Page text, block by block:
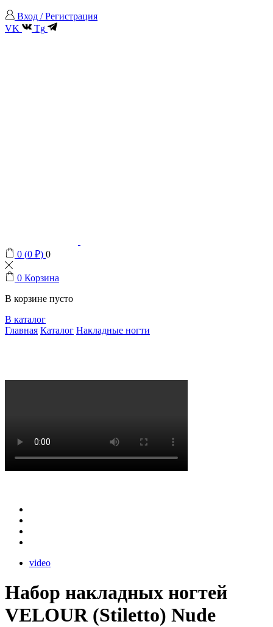
Вход / Регистрация
VK
Tg
0 (0 ₽) 0
0 Корзина
В корзине пусто
В каталог
Главная Каталог Накладные ногти
video
Набор накладных ногтей
VELOUR (Stiletto) Nude